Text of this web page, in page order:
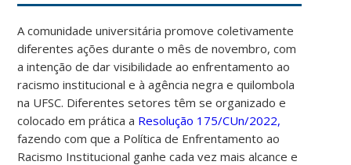
A comunidade universitária promove coletivamente
diferentes ações durante o mês de novembro, com
a intenção de dar visibilidade ao enfrentamento ao
racismo institucional e à agência negra e quilombola
na UFSC. Diferentes setores têm se organizado e
colocado em prática a Resolução 175/CUn/2022,
fazendo com que a Política de Enfrentamento ao
Racismo Institucional ganhe cada vez mais alcance e